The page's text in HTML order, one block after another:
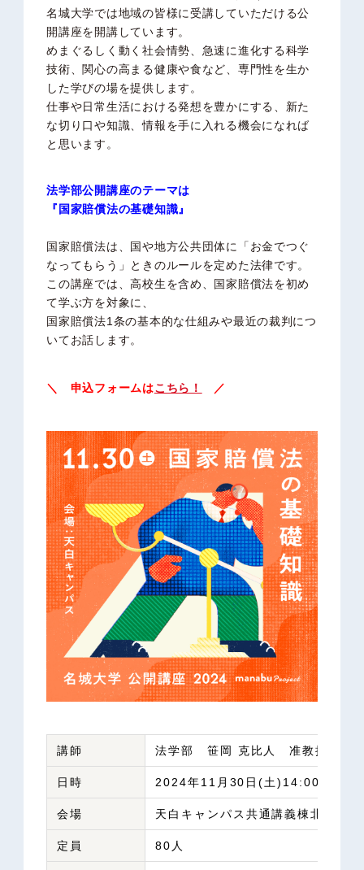
名城大学では地域の皆様に受講していただける公
開講座を開講しています。
めまぐるしく動く社会情勢、急速に進化する科学
技術、関心の高まる健康や食など、専門性を生か
した学びの場を提供します。
仕事や日常生活における発想を豊かにする、新た
な切り口や知識、情報を手に入れる機会になれば
と思います。
法学部公開講座のテーマは
『国家賠償法の基礎知識』
国家賠償法は、国や地方公共団体に「お金でつぐ
なってもらう」ときのルールを定めた法律です。
この講座では、高校生を含め、国家賠償法を初め
て学ぶ方を対象に、
国家賠償法1条の基本的な仕組みや最近の裁判につ
いてお話します。
＼ 申込フォームはこちら！ ／
講師 法学部 笹岡 克比人 准教授
日時 2024年11月30日(土)14:00～
会場 天白キャンパス共通講義棟北1階
定員 80人